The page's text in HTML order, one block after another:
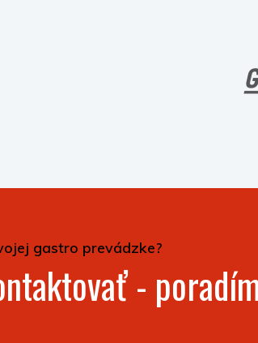
gastro prevádzke?
-